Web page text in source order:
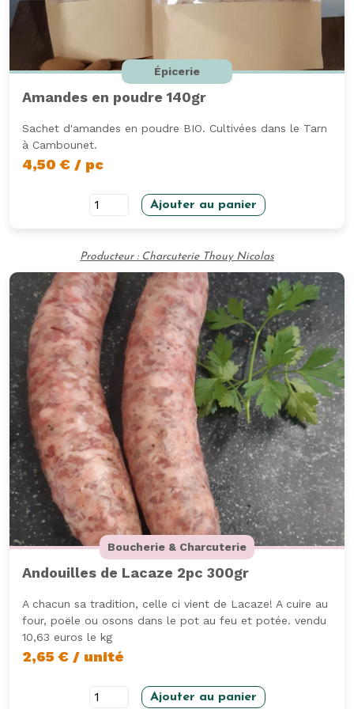
Épicerie
Amandes en poudre 140gr
Sachet d'amandes en poudre BIO. Cultivées dans le Tarn
à Cambounet.
4,50€ / pc
quantité
de
en
poudre
140gr
Ajouter au panier
Producteur : Charcuterie Thouy Nicolas
Boucherie & Charcuterie
Andouilles de Lacaze 2pc 300gr
A chacun sa tradition, celle ci vient de Lacaze! A cuire au
four, poële ou osons dans le pot au feu et potée. vendu
10,63 euros le kg
2,65€ / unité
quantité
Ajouter au panier